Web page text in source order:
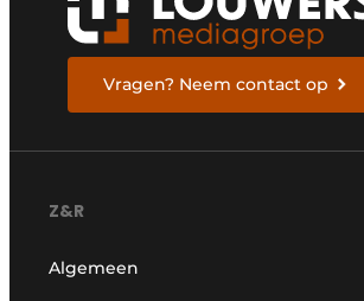
Vragen? Neem contact op
Z&R
Algemeen